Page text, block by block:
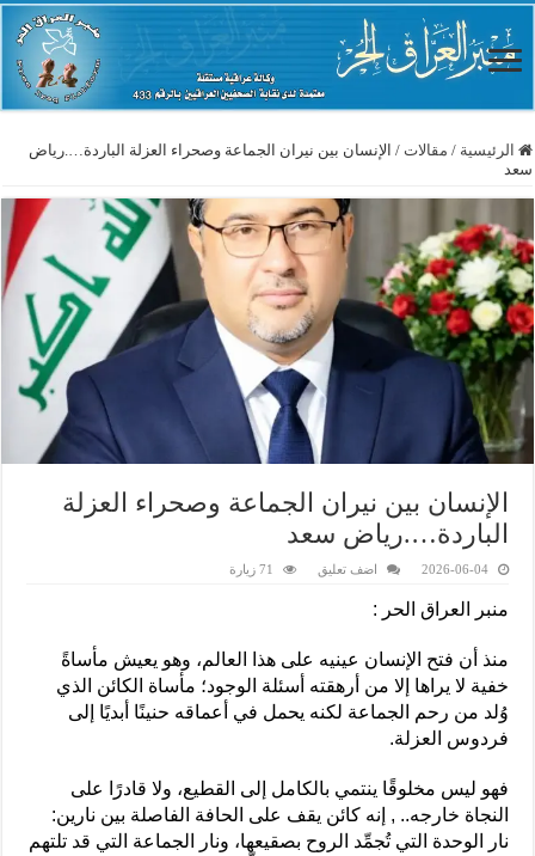
الرئيسية / مقالات / الإنسان بين نيران الجماعة وصحراء العزلة الباردة….رياض
سعد
الإنسان بين نيران الجماعة وصحراء العزلة
الباردة….رياض سعد
2026-06-04 اضف تعليق 71 زيارة
منبر العراق الحر :
منذ أن فتح الإنسان عينيه على هذا العالم، وهو يعيش مأساةً
خفية لا يراها إلا من أرهقته أسئلة الوجود؛ مأساة الكائن الذي
وُلد من رحم الجماعة لكنه يحمل في أعماقه حنينًا أبديًا إلى
فردوس العزلة.
فهو ليس مخلوقًا ينتمي بالكامل إلى القطيع، ولا قادرًا على
النجاة خارجه.. , إنه كائن يقف على الحافة الفاصلة بين نارين:
نار الوحدة التي تُجمِّد الروح بصقيعها، ونار الجماعة التي قد تلتهم